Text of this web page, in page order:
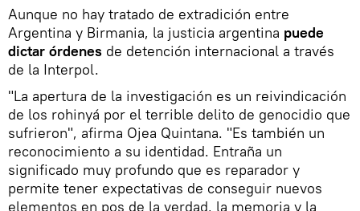
Aunque no hay tratado de extradición entre
Argentina y Birmania, la justicia argentina puede
dictar órdenes de detención internacional a través
de la Interpol.
"La apertura de la investigación es un reivindicación
de los rohinyá por el terrible delito de genocidio que
sufrieron", afirma Ojea Quintana. "Es también un
reconocimiento a su identidad. Entraña un
significado muy profundo que es reparador y
permite tener expectativas de conseguir nuevos
elementos en pos de la verdad, la memoria y la